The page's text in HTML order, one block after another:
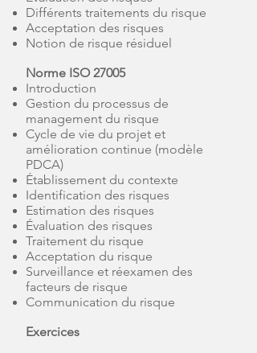
Différents traitements du risque
Acceptation des risques
Notion de risque résiduel
Norme ISO 27005
Introduction
Gestion du processus de
management du risque
Cycle de vie du projet et
amélioration continue (modèle
PDCA)
Établissement du contexte
Identification des risques
Estimation des risques
Évaluation des risques
Traitement du risque
Acceptation du risque
Surveillance et réexamen des
facteurs de risque
Communication du risque
Exercices